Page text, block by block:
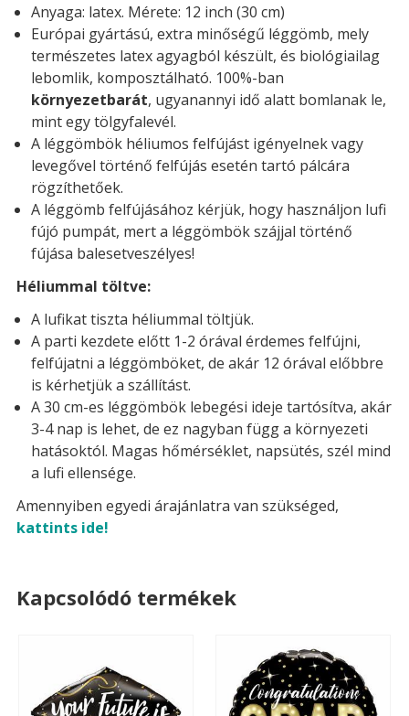
Anyaga: latex. Mérete: 12 inch (30 cm)
Európai gyártású, extra minőségű léggömb, mely
természetes latex agyagból készült, és biológiailag
lebomlik, komposztálható. 100%-ban
környezetbarát, ugyanannyi idő alatt bomlanak le,
mint egy tölgyfalevél.
A léggömbök héliumos felfújást igényelnek vagy
levegővel történő felfújás esetén tartó pálcára
rögzíthetőek.
A léggömb felfújásához kérjük, hogy használjon lufi
fújó pumpát, mert a léggömbök szájjal történő
fújása balesetveszélyes!
Héliummal töltve:
A lufikat tiszta héliummal töltjük.
A parti kezdete előtt 1-2 órával érdemes felfújni,
felfújatni a léggömböket, de akár 12 órával előbbre
is kérhetjük a szállítást.
A 30 cm-es léggömbök lebegési ideje tartósítva, akár
3-4 nap is lehet, de ez nagyban függ a környezeti
hatásoktól. Magas hőmérséklet, napsütés, szél mind
a lufi ellensége.
Amennyiben egyedi árajánlatra van szükséged,
kattints ide!
Kapcsolódó termékek